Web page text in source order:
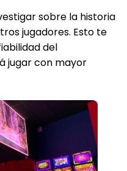
sobre la historia
jugadores. Esto te
del
jugar con mayor